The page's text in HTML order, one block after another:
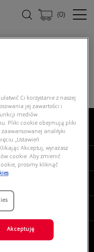
(0)
Ci korzystanie z naszej
jej zawartości i
mediów
Pliki cookie obejmują pliki
analityki.
„Ustawień
Akceptuj, wyrażasz
cookie. Aby zmienić
prosimy kliknąć
Akceptuję